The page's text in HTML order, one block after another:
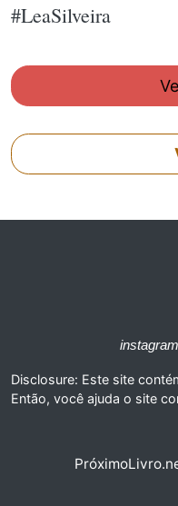
#LeaSilveira
Disclosure: Este site
Então, você ajuda o site